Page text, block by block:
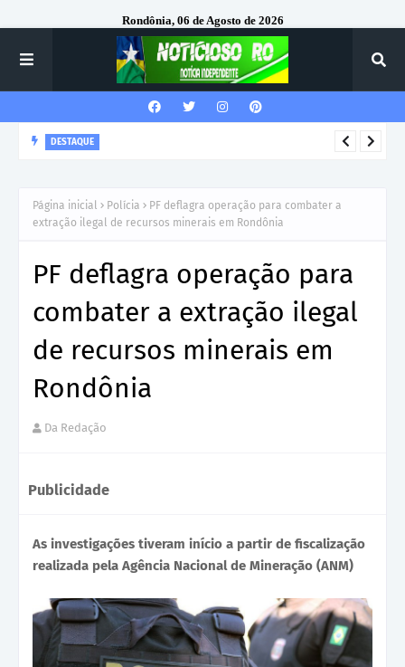
Rondônia, 06 de Agosto de 2026
DESTAQUE
Página inicial Polícia
PF deflagra operação para combater a
extração ilegal de recursos minerais em Rondônia
PF deflagra operação para
combater a extração ilegal
de recursos minerais em
Rondônia
Da Redação
Publicidade
As investigações tiveram início a partir de fiscalização
realizada pela Agência Nacional de Mineração (ANM)